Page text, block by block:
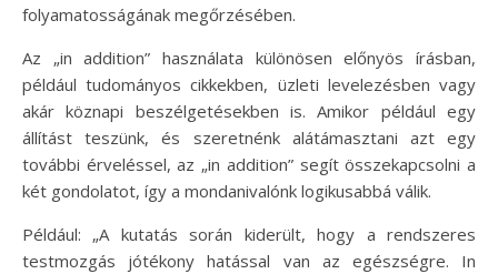
folyamatosságának megőrzésében.
Az „in addition” használata különösen előnyös írásban,
például tudományos cikkekben, üzleti levelezésben vagy
akár köznapi beszélgetésekben is. Amikor például egy
állítást teszünk, és szeretnénk alátámasztani azt egy
további érveléssel, az „in addition” segít összekapcsolni a
két gondolatot, így a mondanivalónk logikusabbá válik.
Például: „A kutatás során kiderült, hogy a rendszeres
testmozgás jótékony hatással van az egészségre. In